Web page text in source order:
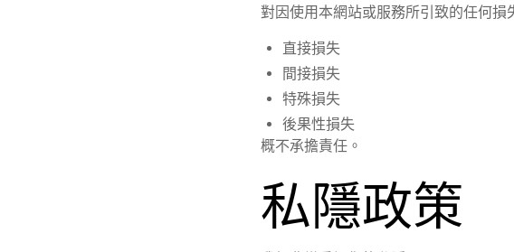
對因使用本網站或服務所引致的任何損
直接損失
間接損失
特殊損失
後果性損失
概不承擔責任。
私隱政策